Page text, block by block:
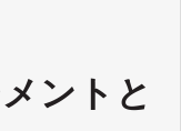
ントと